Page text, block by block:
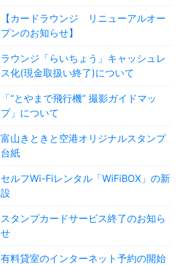
【カードラウンジ リニューアルオー
プンのお知らせ】
ラウンジ「らいちょう」キャッシュレ
ス化(現金取扱い終了)について
「“とやまで飛行機” 撮影ガイドマッ
プ」について
富山きときと空港オリジナルスタンプ
台紙
セルフWi-Fiレンタル「WiFiBOX」の新
設
スタンプカードサービス終了のお知ら
せ
有料貸室のインターネット予約の開始